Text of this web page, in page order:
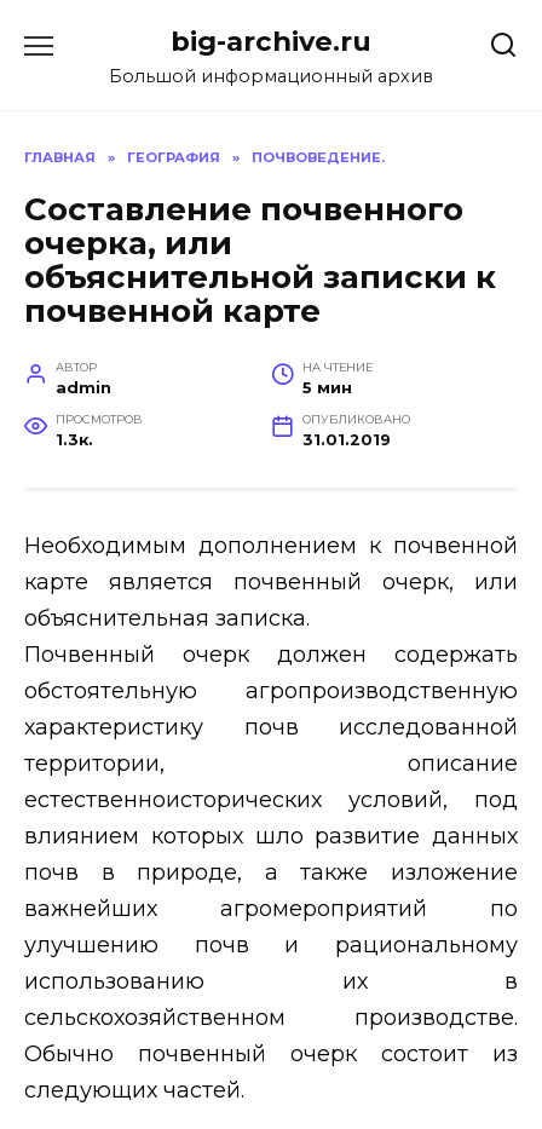
содержанию
big-archive.ru
Большой информационный архив
ГЛАВНАЯ » ГЕОГРАФИЯ » ПОЧВОВЕДЕНИЕ.
Составление почвенного
очерка, или
объяснительной записки к
почвенной карте
АВТОР
admin
НА ЧТЕНИЕ
5 мин
ПРОСМОТРОВ
1.3к.
ОПУБЛИКОВАНО
31.01.2019
Необходимым дополнением к почвенной
карте является почвенный очерк, или
объяснительная записка.
Почвенный очерк должен содержать
обстоятельную агропроизводственную
характеристику почв исследованной
территории, описание
естественноисторических условий, под
влиянием которых шло развитие данных
почв в природе, а также изложение
важнейших агромероприятий по
улучшению почв и рациональному
использованию их в
сельскохозяйственном производстве.
Обычно почвенный очерк состоит из
следующих частей.